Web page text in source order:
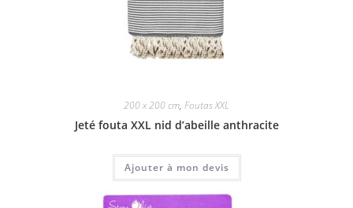
200 x 200 cm, Foutas XXL
Jeté fouta XXL nid d’abeille anthracite
Ajouter à mon devis